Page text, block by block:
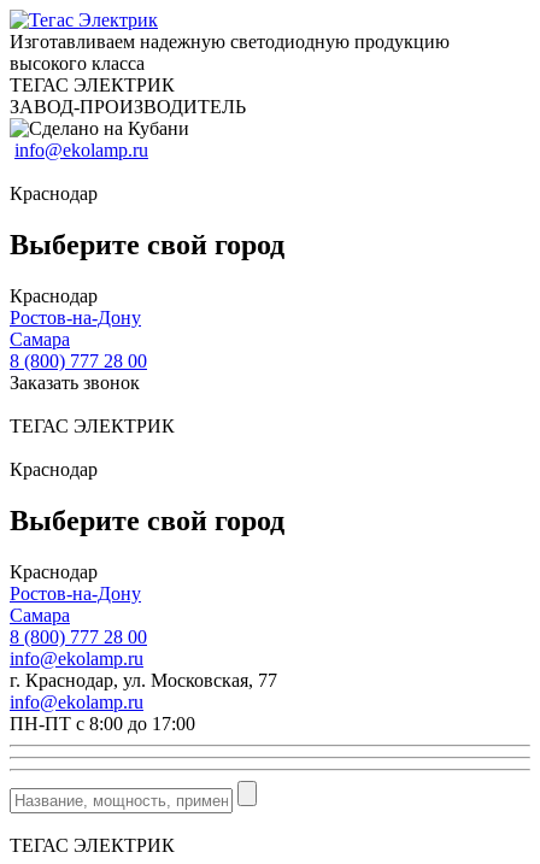
Изготавливаем надежную светодиодную продукцию
высокого класса
ТЕГАС ЭЛЕКТРИК
ЗАВОД-ПРОИЗВОДИТЕЛЬ
info@ekolamp.ru
Краснодар
Выберите свой город
Краснодар
Ростов-на-Дону
Самара
8 (800) 777 28 00
Заказать звонок
ТЕГАС ЭЛЕКТРИК
Краснодар
Выберите свой город
Краснодар
Ростов-на-Дону
Самара
8 (800) 777 28 00
info@ekolamp.ru
г. Краснодар, ул. Московская, 77
info@ekolamp.ru
ПН-ПТ с 8:00 до 17:00
ТЕГАС ЭЛЕКТРИК